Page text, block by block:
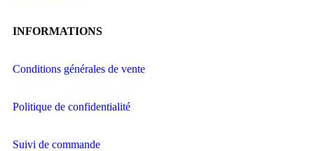
INFORMATIONS
Conditions générales de vente
Politique de confidentialité
Suivi de commande